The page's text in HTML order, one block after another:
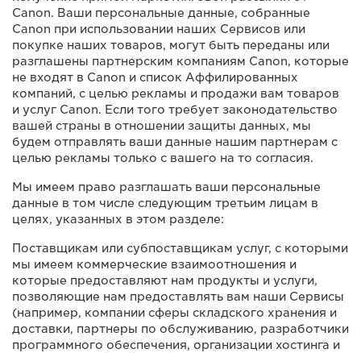
Canon. Ваши персональные данные, собранные
Canon при использовании наших Сервисов или
покупке наших товаров, могут быть переданы или
разглашены партнерским компаниям Canon, которые
не входят в Canon и список Аффилированных
компаний, с целью рекламы и продажи вам товаров
и услуг Canon. Если того требует законодательство
вашей страны в отношении защиты данных, мы
будем отправлять ваши данные нашим партнерам с
целью рекламы только с вашего на то согласия.
Мы имеем право разглашать ваши персональные
данные в том числе следующим третьим лицам в
целях, указанных в этом разделе:
Поставщикам или субпоставщикам услуг, с которыми
мы имеем коммерческие взаимоотношения и
которые предоставляют нам продукты и услуги,
позволяющие нам предоставлять вам наши Сервисы
(например, компании сферы складского хранения и
доставки, партнеры по обслуживанию, разработчики
программного обеспечения, организации хостинга и